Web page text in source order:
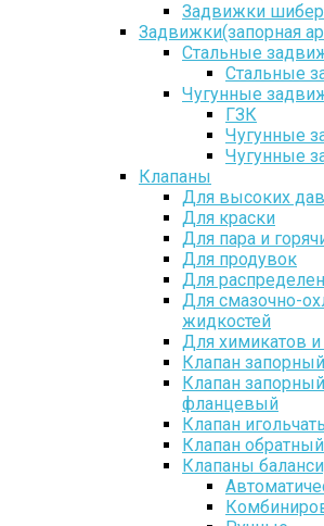
Задвижки
Задвижки(запорная
Стальные
Стальные
Чугунные
ГЗК
Чугунные
Чугунные
Клапаны
Для высоких
Для краски
Для пара и
Для продувок
Для
Для смазочно-
жидкостей
Для химикатов и
Клапан запорный
Клапан
фланцевый
Клапан
Клапан
Клапаны